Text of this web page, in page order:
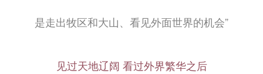
是走出牧区和大山、看见外面世界的机会”
见过天地辽阔 看过外界繁华之后